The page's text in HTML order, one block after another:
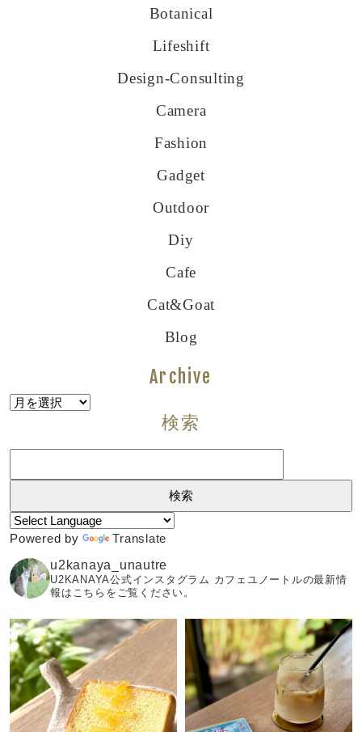
Botanical
Lifeshift
Design-Consulting
Camera
Fashion
Gadget
Outdoor
Diy
Cafe
Cat&goat
Blog
Archive
Archive
検索
Powered by
Translate
u2kanaya_unautre
U2KANAYA公式インスタグラム カフェユノートルの最新情
報はこちらをご覧ください。